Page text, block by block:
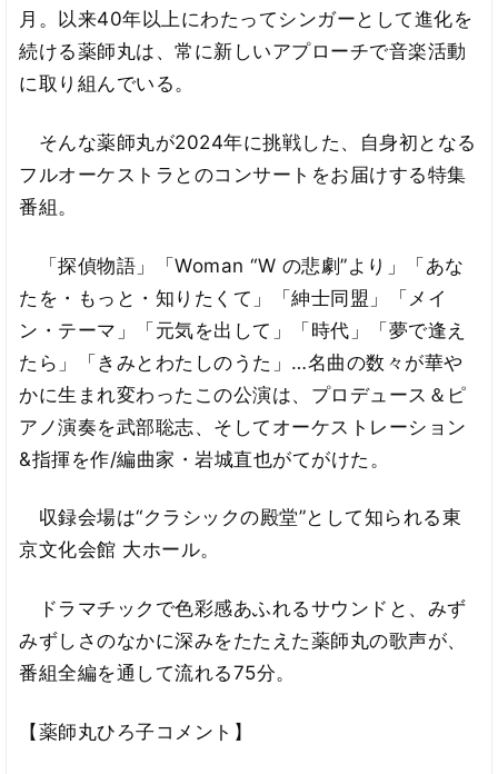
月。以来40年以上にわたってシンガーとして進化を
続ける薬師丸は、常に新しいアプローチで音楽活動
に取り組んでいる。
そんな薬師丸が2024年に挑戦した、自身初となる
フルオーケストラとのコンサートをお届けする特集
番組。
「探偵物語」「Woman “W の悲劇”より」「あな
たを・もっと・知りたくて」「紳士同盟」「メイ
ン・テーマ」「元気を出して」「時代」「夢で逢え
たら」「きみとわたしのうた」…名曲の数々が華や
かに生まれ変わったこの公演は、プロデュース＆ピ
アノ演奏を武部聡志、そしてオーケストレーション
&指揮を作/編曲家・岩城直也がてがけた。
収録会場は“クラシックの殿堂”として知られる東
京文化会館 大ホール。
ドラマチックで色彩感あふれるサウンドと、みず
みずしさのなかに深みをたたえた薬師丸の歌声が、
番組全編を通して流れる75分。
【薬師丸ひろ子コメント】